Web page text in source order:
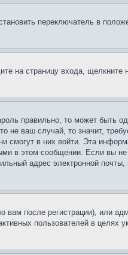
переключатель в
на страницу входа,
правильно, то может быть
ваш случай, то значит,
смогут в них войти. Эта
в этом сообщении. Если вы
адрес электронной
после регистрации), или
пользователей в целях